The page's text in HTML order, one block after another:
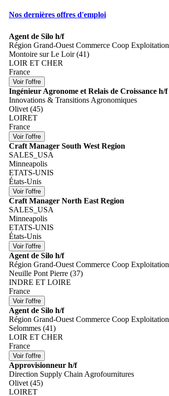
Nos dernières offres d'emploi
Agent de Silo h/f
Région Grand-Ouest Commerce Coop Exploitation
Montoire sur Le Loir (41)
LOIR ET CHER
France
Ingénieur Agronome et Relais de Croissance h/f
Innovations & Transitions Agronomiques
Olivet (45)
LOIRET
France
Craft Manager South West Region
SALES_USA
Minneapolis
ETATS-UNIS
États-Unis
Craft Manager North East Region
SALES_USA
Minneapolis
ETATS-UNIS
États-Unis
Agent de Silo h/f
Région Grand-Ouest Commerce Coop Exploitation
Neuille Pont Pierre (37)
INDRE ET LOIRE
France
Agent de Silo h/f
Région Grand-Ouest Commerce Coop Exploitation
Selommes (41)
LOIR ET CHER
France
Approvisionneur h/f
Direction Supply Chain Agrofournitures
Olivet (45)
LOIRET